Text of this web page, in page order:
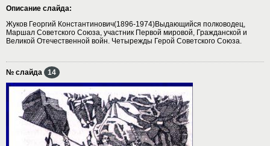
Описание слайда:
Жуков Георгий Константинович(1896-1974)Выдающийся полководец,
Маршал Советского Союза, участник Первой мировой, Гражданской и
Великой Отечественной войн. Четырежды Герой Советского Союза.
№ слайда 14